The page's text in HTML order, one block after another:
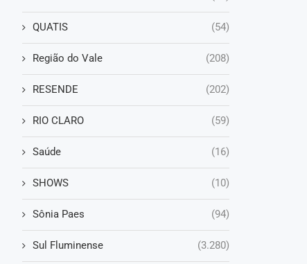
QUATIS (54)
Região do Vale (208)
RESENDE (202)
RIO CLARO (59)
Saúde (16)
SHOWS (10)
Sônia Paes (94)
Sul Fluminense (3.280)